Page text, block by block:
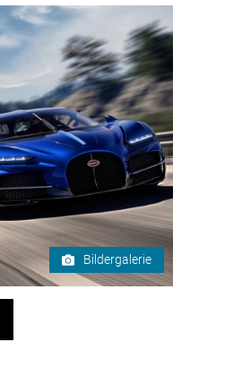
Bildergalerie